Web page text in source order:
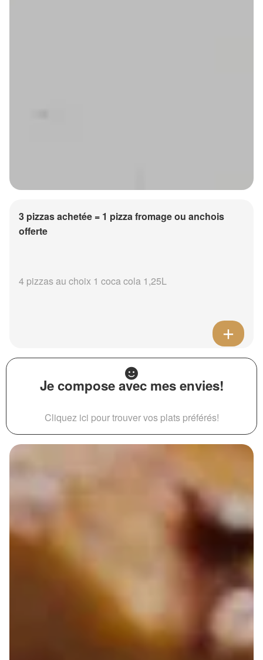
3 pizzas achetée = 1 pizza fromage ou anchois
offerte
4 pizzas au choix 1 coca cola 1,25L
Je compose avec mes envies!
Cliquez ici pour trouver vos plats préférés!